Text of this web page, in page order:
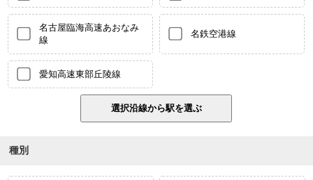
名古屋臨海高速あおなみ
線
名鉄空港線
愛知高速東部丘陵線
種別